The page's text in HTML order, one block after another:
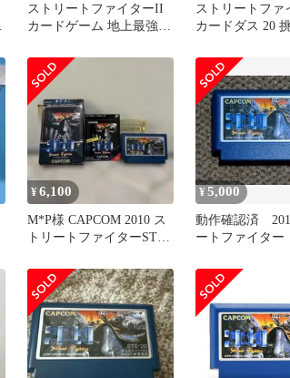
ストリートファイターII
カードゲーム 地上最強へ
ターズ
ストリートファ
カードダス 20 挑
¥6,100
M*P様 CAPCOM 2010 ス
トリートファイターSTE-
¥5,000
動作確認済
ートファイタ